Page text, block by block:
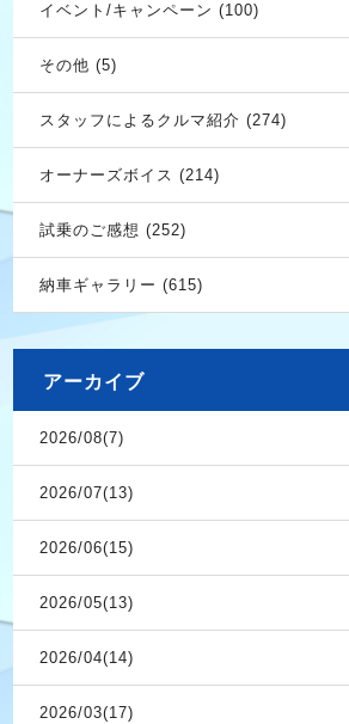
イベント/キャンペーン (100)
その他 (5)
スタッフによるクルマ紹介 (274)
オーナーズボイス (214)
試乗のご感想 (252)
納車ギャラリー (615)
アーカイブ
2026/08(7)
2026/07(13)
2026/06(15)
2026/05(13)
2026/04(14)
2026/03(17)